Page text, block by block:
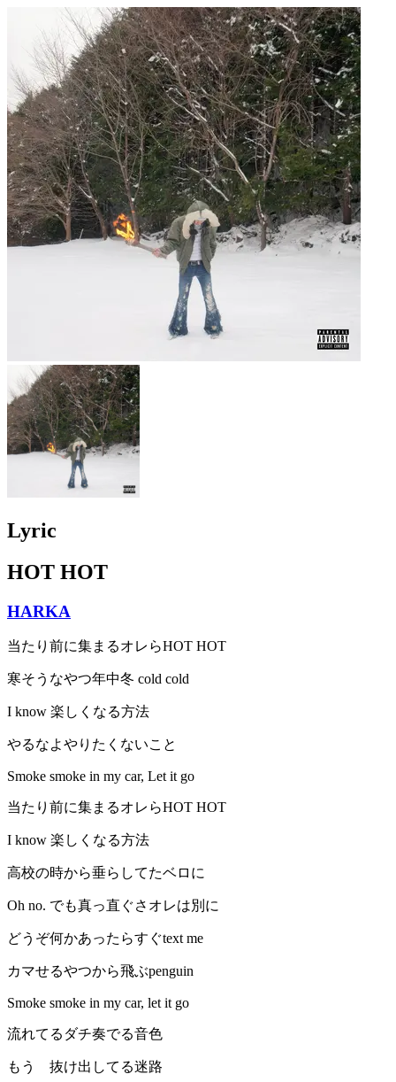
Lyric
HOT HOT
HARKA
当たり前に集まるオレらHOT HOT
寒そうなやつ年中冬 cold cold
I know 楽しくなる方法
やるなよやりたくないこと
Smoke smoke in my car, Let it go
当たり前に集まるオレらHOT HOT
I know 楽しくなる方法
高校の時から垂らしてたベロに
Oh no. でも真っ直ぐさオレは別に
どうぞ何かあったらすぐtext me
カマせるやつから飛ぶpenguin
Smoke smoke in my car, let it go
流れてるダチ奏でる音色
もう 抜け出してる迷路